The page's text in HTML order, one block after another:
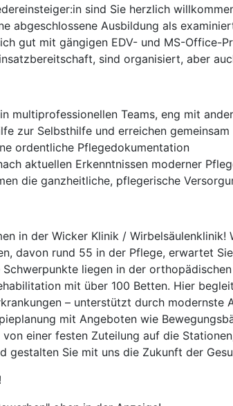
sind Sie herzlich
abgeschlossene Ausbildung als
gut mit gängigen EDV- und MS-Office-
sind organisiert, aber
multiprofessionellen Teams, eng mit
zur Selbsthilfe und erreichen
ordentliche Pflegedokumentation
aktuellen Erkenntnissen moderner
die ganzheitliche, pflegerische
in der Wicker Klinik /
davon rund 55 in der Pflege, erwartet
Schwerpunkte liegen in der
mit über 100 Betten. Hier
– unterstützt durch
mit Angeboten wie
einer festen Zuteilung auf die
gestalten Sie mit uns die Zukunft der